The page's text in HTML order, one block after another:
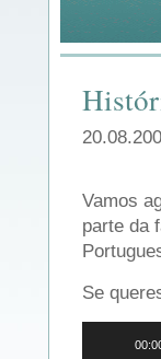
Vamos
parte da
Se